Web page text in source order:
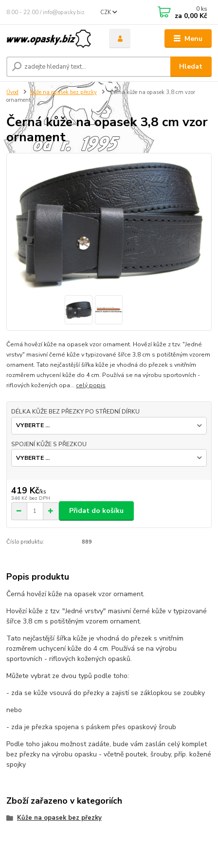
Menu
CZK
Hledat
8.00 - 22.00 / info@opasky.biz 0 ks
za 0,00 Kč
Úvod Kůže na opasek bez přezky
Černá kůže na opasek 3,8 cm vzor
ornament
Černá kůže na opasek 3,8 cm vzor
ornament
Černá hovězí kůže na opasek vzor ornament. Hovězí kůže z tzv. "Jedné
vrstvy" masivní černé kůže v typizované šířce 3,8 cm s potištěným vzorem
ornament. Tato nejčastější šířka kůže je vhodná do přezek s vnitřním
rozměrem uchycení kůže do 4 cm. Používá se na výrobu sportovních -
riflových kožených opa... celý popis
DÉLKA KŮŽE BEZ PŘEZKY PO STŘEDNÍ DÍRKU
SPOJENÍ KŮŽE S PŘEZKOU
419 Kč/ks
346 Kč bez DPH
Přidat do košíku
Číslo produktu: 889
Popis produktu
Černá hovězí kůže na opasek vzor ornament.
Hovězí kůže z tzv. "Jedné vrstvy" masivní černé kůže v typizované
šířce 3,8 cm s potištěným vzorem ornament.
Tato nejčastější šířka kůže je vhodná do přezek s vnitřním
rozměrem uchycení kůže do 4 cm. Používá se na výrobu
sportovních - riflových kožených opasků.
Můžete vybrat ze dvou typů podle toho:
- zda se kůže vsouvá do přezky a zajistí se záklopkou se zoubky
nebo
- zda je přezka spojena s páskem přes opaskový šroub
Podle toho jakou možnost zadáte, bude vám zaslán celý komplet
bez přezky na výrobu opasku - včetně poutek, šrouby, příp. kožené
spojky
Zboží zařazeno v kategoriích
Kůže na opasek bez přezky